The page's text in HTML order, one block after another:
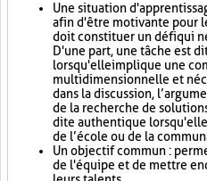
Une situation
afin d'être motivante pour
doit constituer un défi qui
D'une part, une tâche est
lorsqu'elle implique une
multidimensionnelle et
dans la discussion,
de la recherche de
dite authentique lorsqu'elle
de l’école ou de la
Un objectif commun :
de l'équipe et de mettre en